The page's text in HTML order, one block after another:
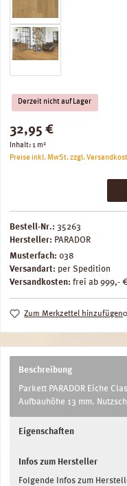
Derzeit nicht auf Lager
Regulärer Preis:
32,95 €
Inhalt:1 m²
Preise inkl. MwSt. zzgl.
Bestell-Nr.: 35263
Hersteller: PARADOR
Musterfach: 038
Versandart: per Spedition
Versandkosten: frei ab 999,- €
Zum Merkzettel hinzufügen
Beschreibung
Parkett PARADOR Eiche
Aufbauhöhe 13 mm.
Eigenschaften
Infos zum Hersteller
Folgende Infos zum